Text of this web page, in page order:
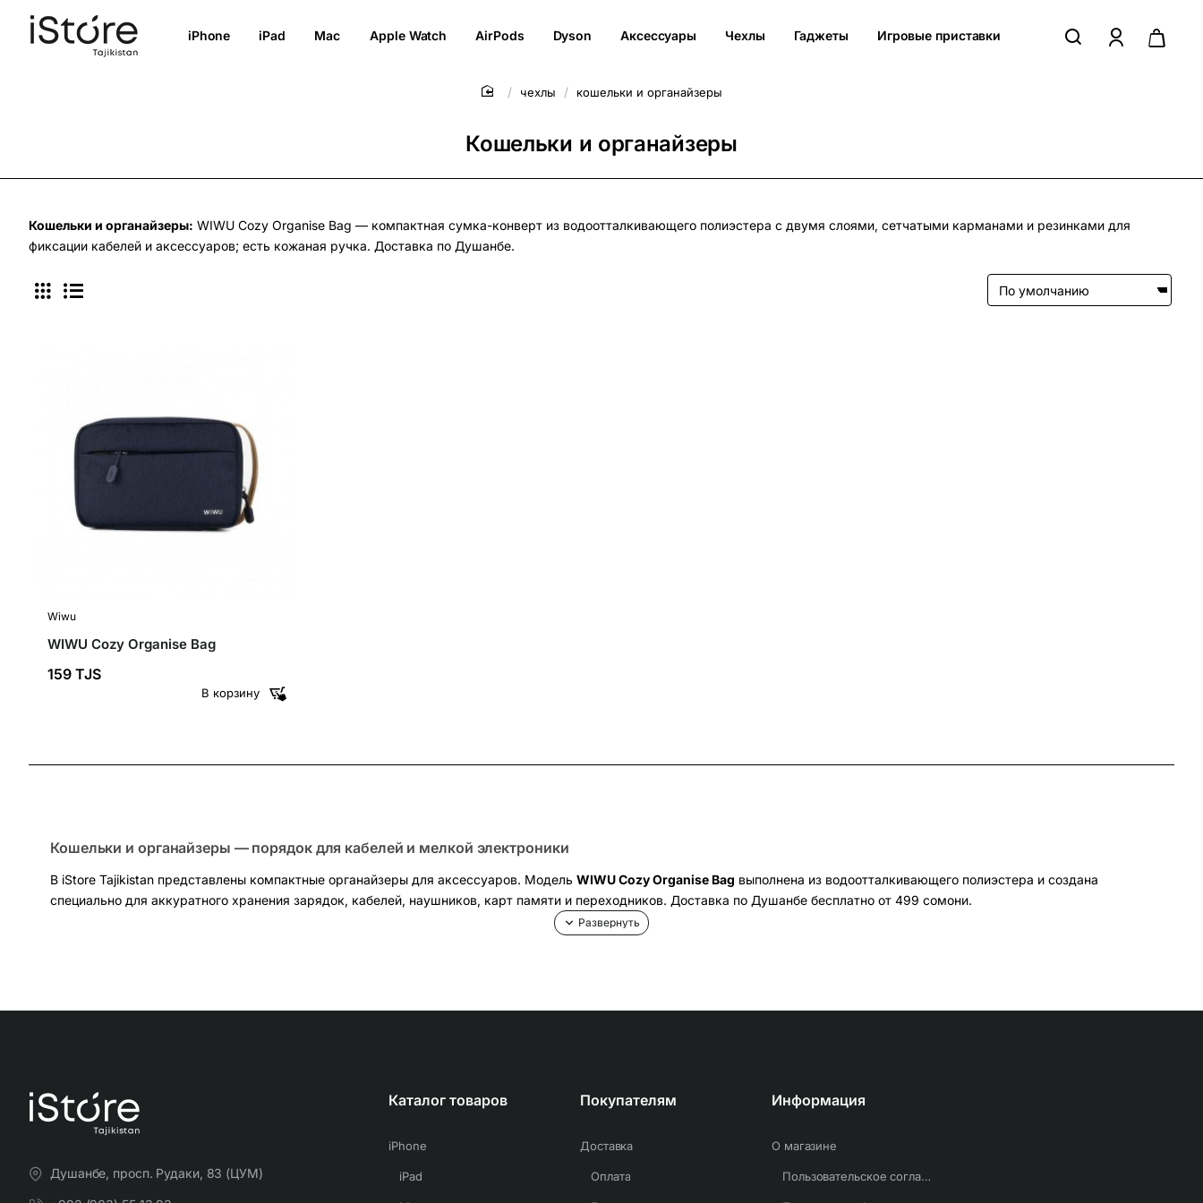
iPhone iPad Mac Apple Watch AirPods Dyson Аксессуары Чехлы Гаджеты Игровые приставки
Кошельки и органайзеры
чехлы кошельки и органайзеры
Кошельки и органайзеры: WIWU Cozy Organise Bag — компактная сумка-конверт из водоотталкивающего полиэстера с двумя слоями, сетчатыми карманами и резинками для
фиксации кабелей и аксессуаров; есть кожаная ручка. Доставка по Душанбе.
Wiwu
WIWU Cozy Organise Bag
159 TJS
В корзину
Кошельки и органайзеры — порядок для кабелей и мелкой электроники
В iStore Tajikistan представлены компактные органайзеры для аксессуаров. Модель WIWU Cozy Organise Bag выполнена из водоотталкивающего полиэстера и создана
специально для аккуратного хранения зарядок, кабелей, наушников, карт памяти и переходников. Доставка по Душанбе бесплатно от 499 сомони.
Материал и переноска:водоотталкивающий полиэстер защищает содержимое, акожаная ручка/петля упрощает переноску.
Сет адаптеров питания (iPhone/iPad/Mac), кабели USB-C/Lightning, SSD/флешки.
Наушники, кардридеры и мелкие гаджеты — всё лежит по местам.
Советы по выбору
Если носите минимум
Душанбе, просп. Рудаки, 83 (ЦУМ)
Каталог товаров
iPhone
iPad
Покупателям
Доставка
Оплата
Информация
О магазине
Пользовательское соглашение